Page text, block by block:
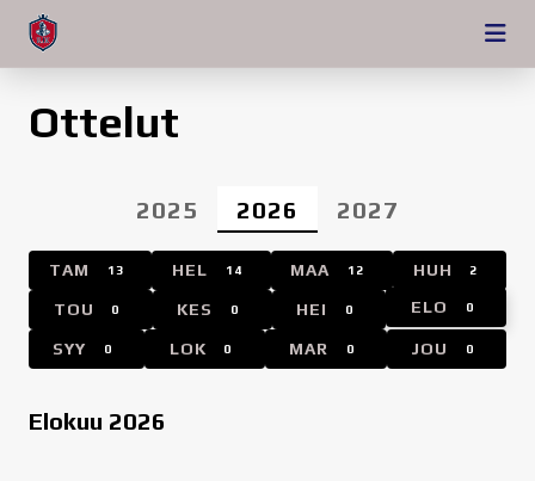
Ottelut
2025 2026 2027
TAM 13 HEL 14 MAA 12 HUH 2
TOU 0 KES 0 HEI 0 ELO 0
SYY 0 LOK 0 MAR 0 JOU 0
Elokuu 2026